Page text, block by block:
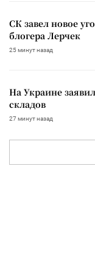
СК завел новое
блогера Лерчек
25 минут назад
На Украине
складов
27 минут назад